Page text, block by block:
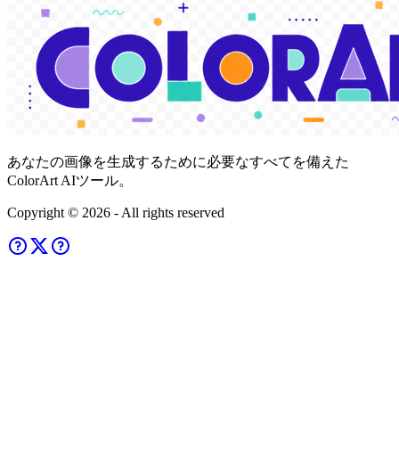
あなたの画像を生成するために必要なすべてを備えた
ColorArt AIツール。
Copyright © 2026 - All rights reserved